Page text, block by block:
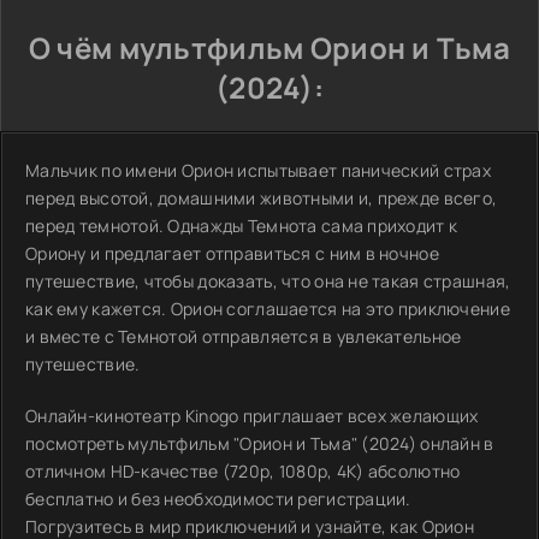
О чём мультфильм Орион и Тьма
(2024):
Мальчик по имени Орион испытывает панический страх
перед высотой, домашними животными и, прежде всего,
перед темнотой. Однажды Темнота сама приходит к
Ориону и предлагает отправиться с ним в ночное
путешествие, чтобы доказать, что она не такая страшная,
как ему кажется. Орион соглашается на это приключение
и вместе с Темнотой отправляется в увлекательное
путешествие.
Онлайн-кинотеатр Kinogo приглашает всех желающих
посмотреть мультфильм "Орион и Тьма" (2024) онлайн в
отличном HD-качестве (720p, 1080p, 4K) абсолютно
бесплатно и без необходимости регистрации.
Погрузитесь в мир приключений и узнайте, как Орион